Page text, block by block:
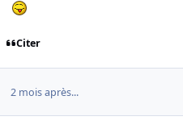
Citer
2 mois après...